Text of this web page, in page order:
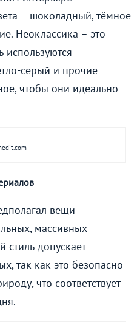
– шоколадный, тёмное
Неоклассика – это
используются
серый и прочие
чтобы они идеально
вещи
массивных
стиль допускает
так как это безопасно
что соответствует